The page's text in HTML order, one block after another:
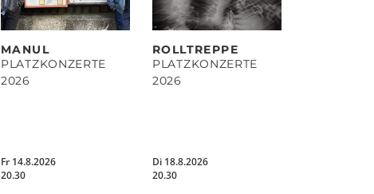
MANUL
PLATZKONZERTE
2026
Fr 14.8.2026
20.30
ROLLTREPPE
PLATZKONZERTE
2026
Di 18.8.2026
20.30